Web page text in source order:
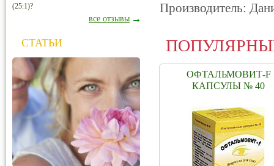
Производитель:
ОФТАЛЬМОВИТ-F
КАПСУЛЫ № 40
(25:1)?
все отзывы
СТАТЬИ